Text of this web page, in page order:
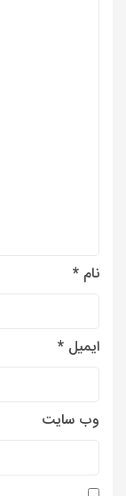
نام *
ایمیل *
وب‌ سایت